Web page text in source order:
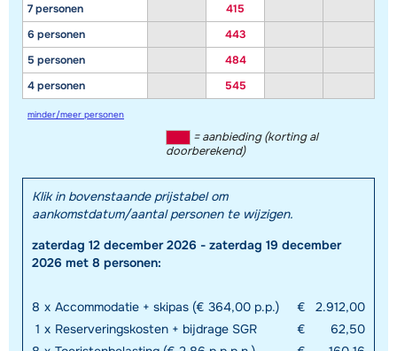
7 personen
6 personen
5 personen
4 personen
415
443
484
545
minder/meer personen
= aanbieding (korting al
doorberekend)
Klik in bovenstaande prijstabel om
aankomstdatum/aantal personen te wijzigen.
zaterdag 12 december 2026 - zaterdag 19 december
2026 met 8 personen:
8 x Accommodatie + skipas (€ 364,00 p.p.) €
2.912,00
1 x Reserveringskosten + bijdrage SGR €
62,50